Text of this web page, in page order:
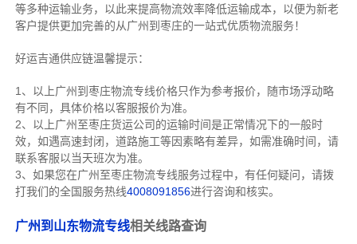
等多种运输业务，以此来提高物流效率降低运输成本，以便为新老
客户提供更加完善的从广州到枣庄的一站式优质物流服务！
好运吉通供应链温馨提示：
1、以上广州到枣庄物流专线价格只作为参考报价，随市场浮动略
有不同，具体价格以客服报价为准。
2、以上广州 至枣庄货运公司的运输时间是正常情况下的一般时
效，如遇高速封闭，道路施工等因素略有差异，如需准确时间，请
联系客服以当天班次为准。
3、如果您在广州 至枣庄物流专线服务过程中，有任何疑问，请拨
打我们的全国服务热线4008091856进行咨询和核实。
广州到山东物流专线相关线路查询